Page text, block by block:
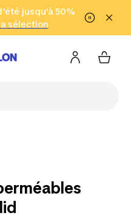
contenu Aller au pied de
jusqu'à 50%
sélection
ici
h!